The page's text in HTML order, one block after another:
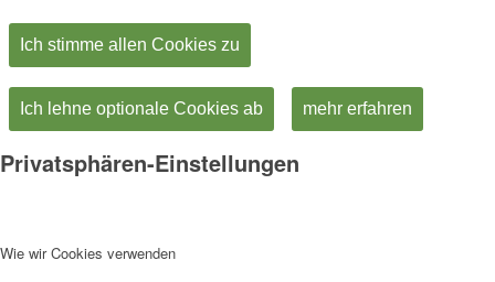
Ich stimme allen Cookies zu
Ich lehne optionale Cookies ab mehr erfahren
Privatsphären-Einstellungen
Wie wir Cookies verwenden